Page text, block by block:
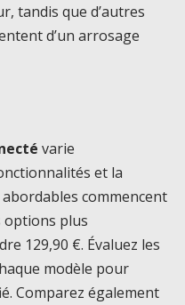
tandis que d’autres
d’un arrosage
varie
et la
commencent
options plus
129,90 €. Évaluez les
modèle pour
Comparez également